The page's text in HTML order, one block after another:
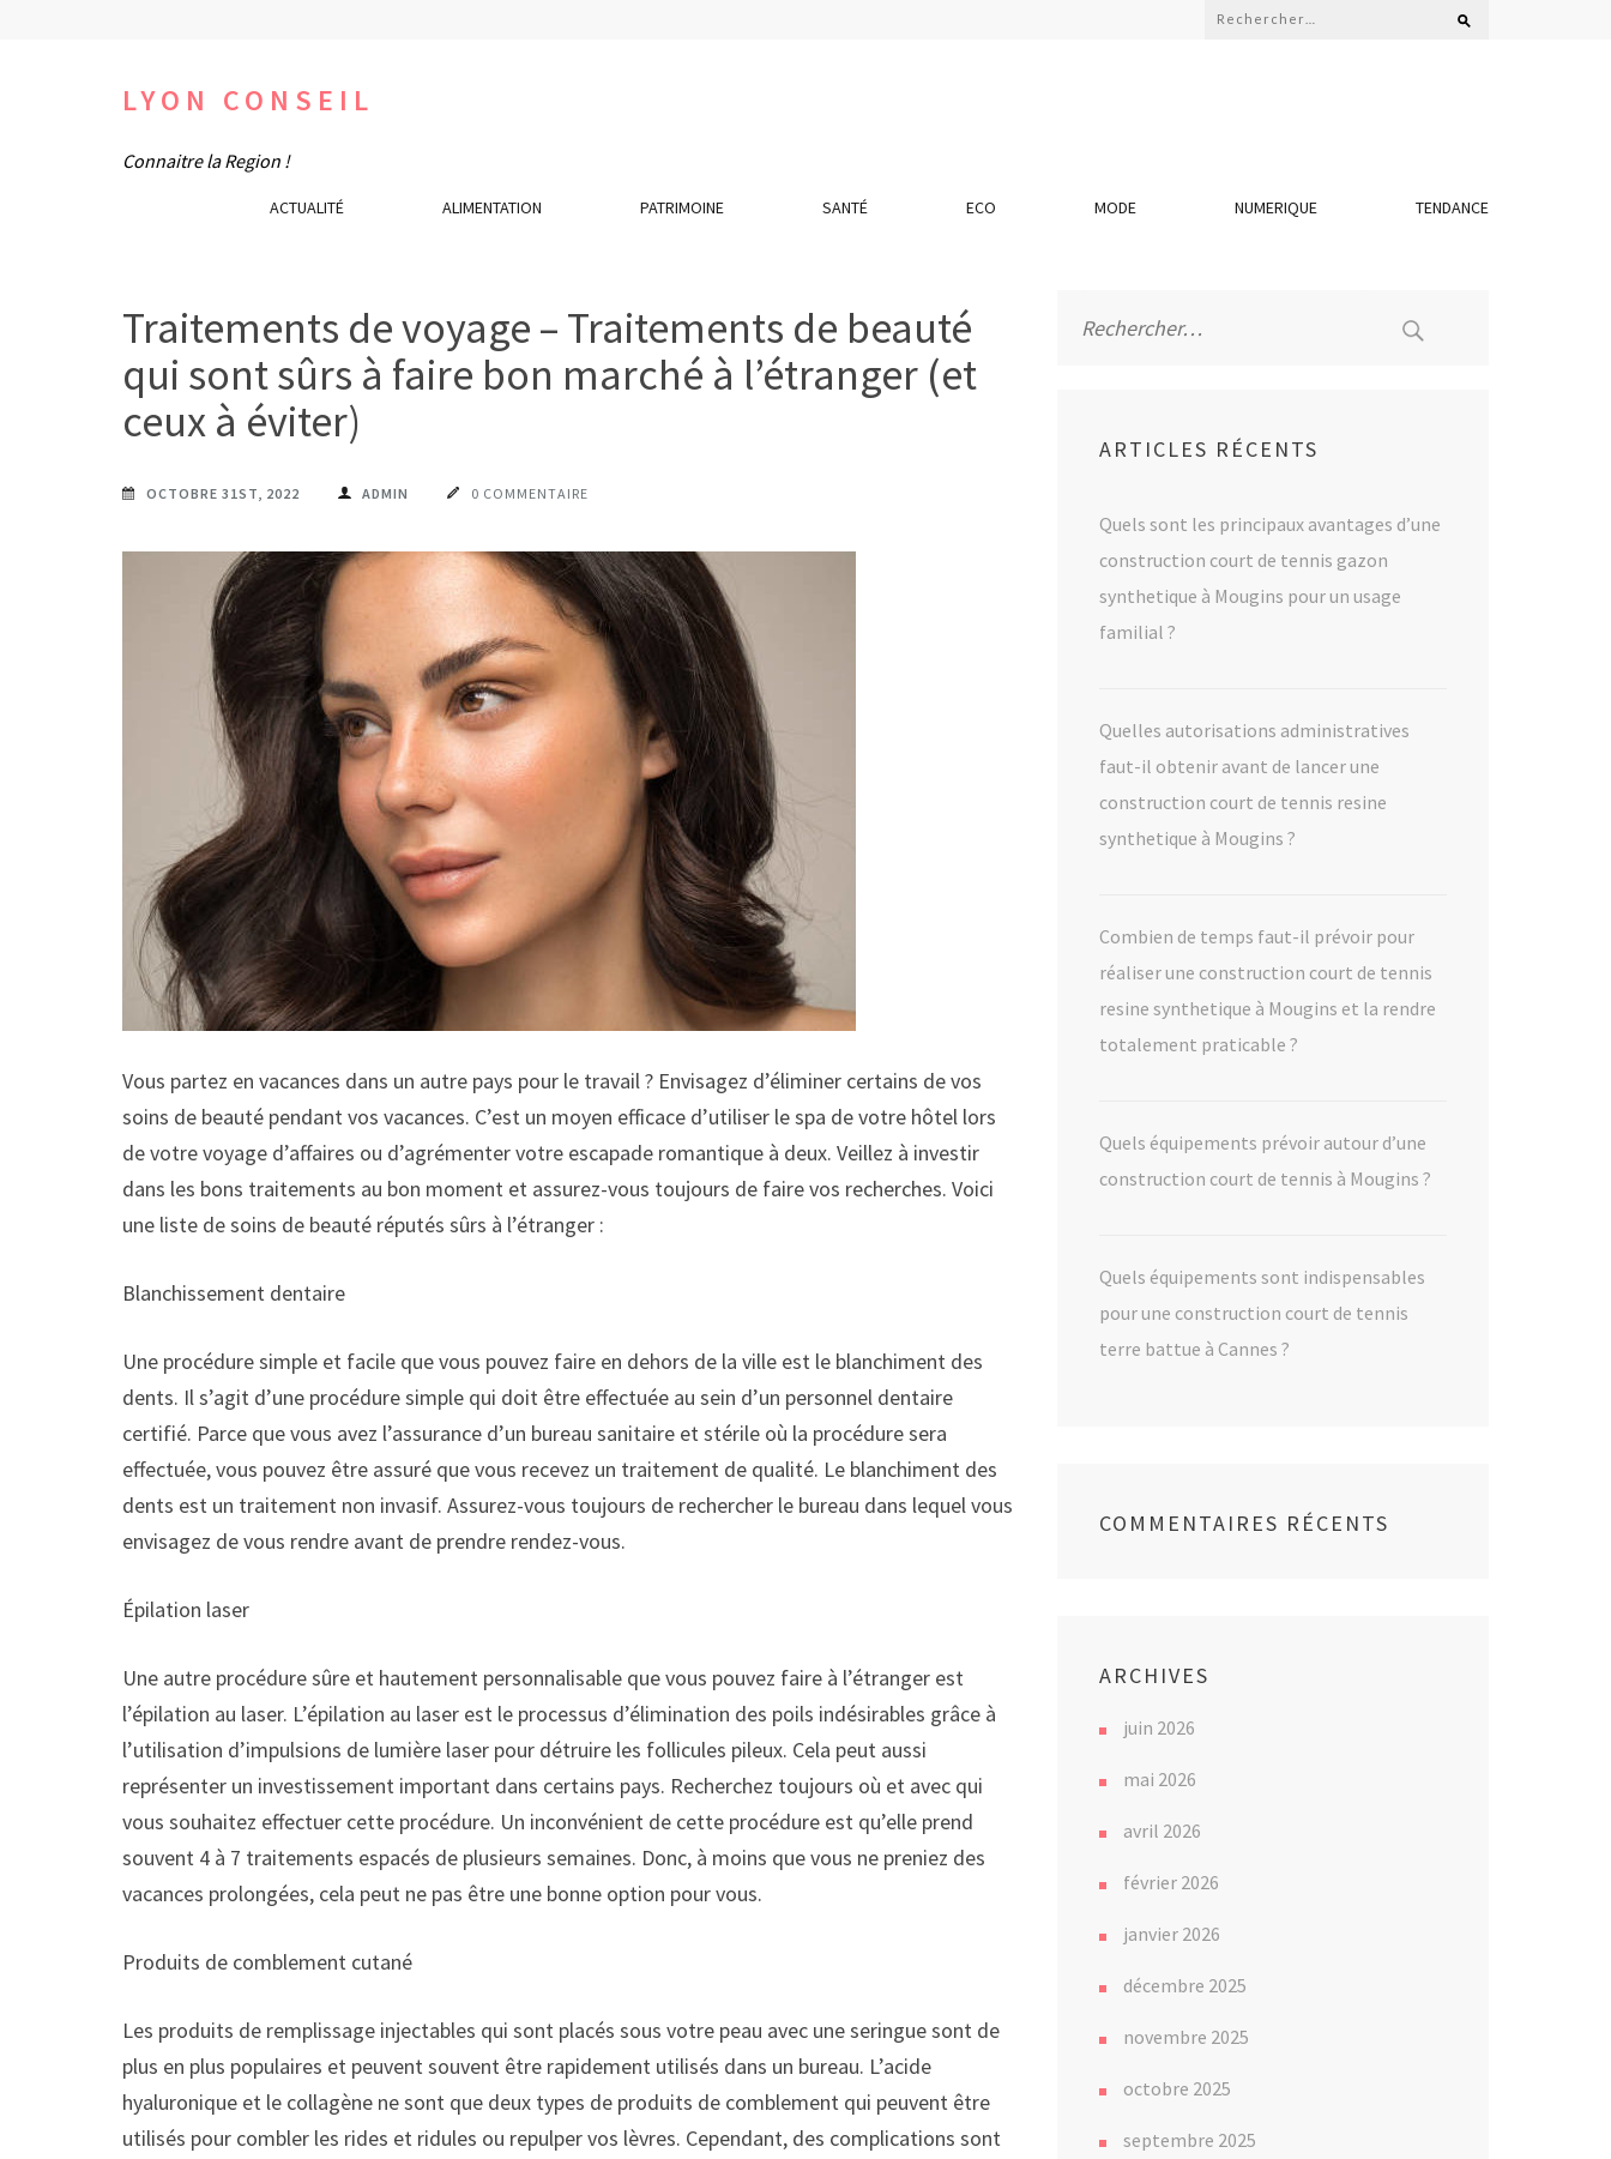
Rechercher :
LYON CONSEIL
Connaitre la Region !
ACTUALITÉ ALIMENTATION PATRIMOINE SANTÉ ECO MODE NUMERIQUE TENDANCE
Traitements de voyage – Traitements de beauté
qui sont sûrs à faire bon marché à l’étranger (et
ceux à éviter)
OCTOBRE 31ST, 2022 ADMIN 0 COMMENTAIRE
Vous partez en vacances dans un autre pays pour le travail ? Envisagez d’éliminer certains de vos
soins de beauté pendant vos vacances. C’est un moyen efficace d’utiliser le spa de votre hôtel lors
de votre voyage d’affaires ou d’agrémenter votre escapade romantique à deux. Veillez à investir
dans les bons traitements au bon moment et assurez-vous toujours de faire vos recherches. Voici
une liste de soins de beauté réputés sûrs à l’étranger :
Blanchissement dentaire
Une procédure simple et facile que vous pouvez faire en dehors de la ville est le blanchiment des
dents. Il s’agit d’une procédure simple qui doit être effectuée au sein d’un personnel dentaire
certifié. Parce que vous avez l’assurance d’un bureau sanitaire et stérile où la procédure sera
effectuée, vous pouvez être assuré que vous recevez un traitement de qualité. Le blanchiment des
dents est un traitement non invasif. Assurez-vous toujours de rechercher le bureau dans lequel vous
envisagez de vous rendre avant de prendre rendez-vous.
Épilation laser
Une autre procédure sûre et hautement personnalisable que vous pouvez faire à l’étranger est
l’épilation au laser. L’épilation au laser est le processus d’élimination des poils indésirables grâce à
l’utilisation d’impulsions de lumière laser pour détruire les follicules pileux. Cela peut aussi
représenter un investissement important dans certains pays. Recherchez toujours où et avec qui
vous souhaitez effectuer cette procédure. Un inconvénient de cette procédure est qu’elle prend
souvent 4 à 7 traitements espacés de plusieurs semaines. Donc, à moins que vous ne preniez des
vacances prolongées, cela peut ne pas être une bonne option pour vous.
Produits de comblement cutané
Les produits de remplissage injectables qui sont placés sous votre peau avec une seringue sont de
plus en plus populaires et peuvent souvent être rapidement utilisés dans un bureau. L’acide
hyaluronique et le collagène ne sont que deux types de produits de comblement qui peuvent être
utilisés pour combler les rides et ridules ou repulper vos lèvres. Cependant, des complications sont
ARTICLES RÉCENTS
Quels sont les principaux avantages d’une
construction court de tennis gazon
synthetique à Mougins pour un usage
familial ?
Quelles autorisations administratives
faut-il obtenir avant de lancer une
construction court de tennis resine
synthetique à Mougins ?
Combien de temps faut-il prévoir pour
réaliser une construction court de tennis
resine synthetique à Mougins et la rendre
totalement praticable ?
Quels équipements prévoir autour d’une
construction court de tennis à Mougins ?
Quels équipements sont indispensables
pour une construction court de tennis
terre battue à Cannes ?
COMMENTAIRES RÉCENTS
ARCHIVES
juin 2026
mai 2026
avril 2026
février 2026
janvier 2026
décembre 2025
novembre 2025
octobre 2025
septembre 2025